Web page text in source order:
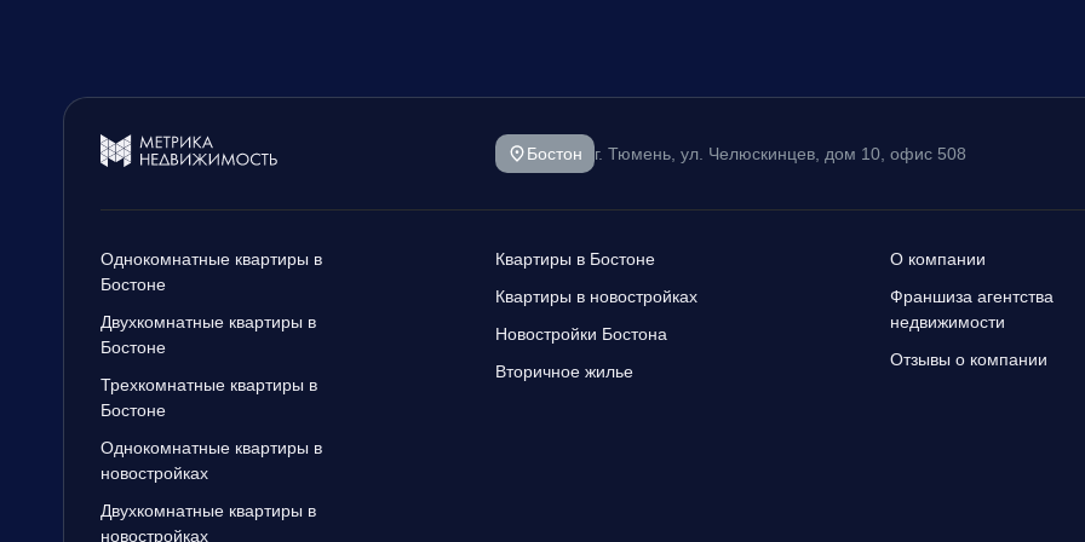
Бостон г. Тюмень, ул. Челюскинцев, дом 10, офис 508
Однокомнатные квартиры в
Бостоне
Двухкомнатные квартиры в
Бостоне
Трехкомнатные квартиры в
Бостоне
Однокомнатные квартиры в
новостройках
Двухкомнатные квартиры в
новостройках
Квартиры в Бостоне
Квартиры в новостройках
Новостройки Бостона
Вторичное жилье
О компании
Франшиза агентства
недвижимости
Отзывы о компании